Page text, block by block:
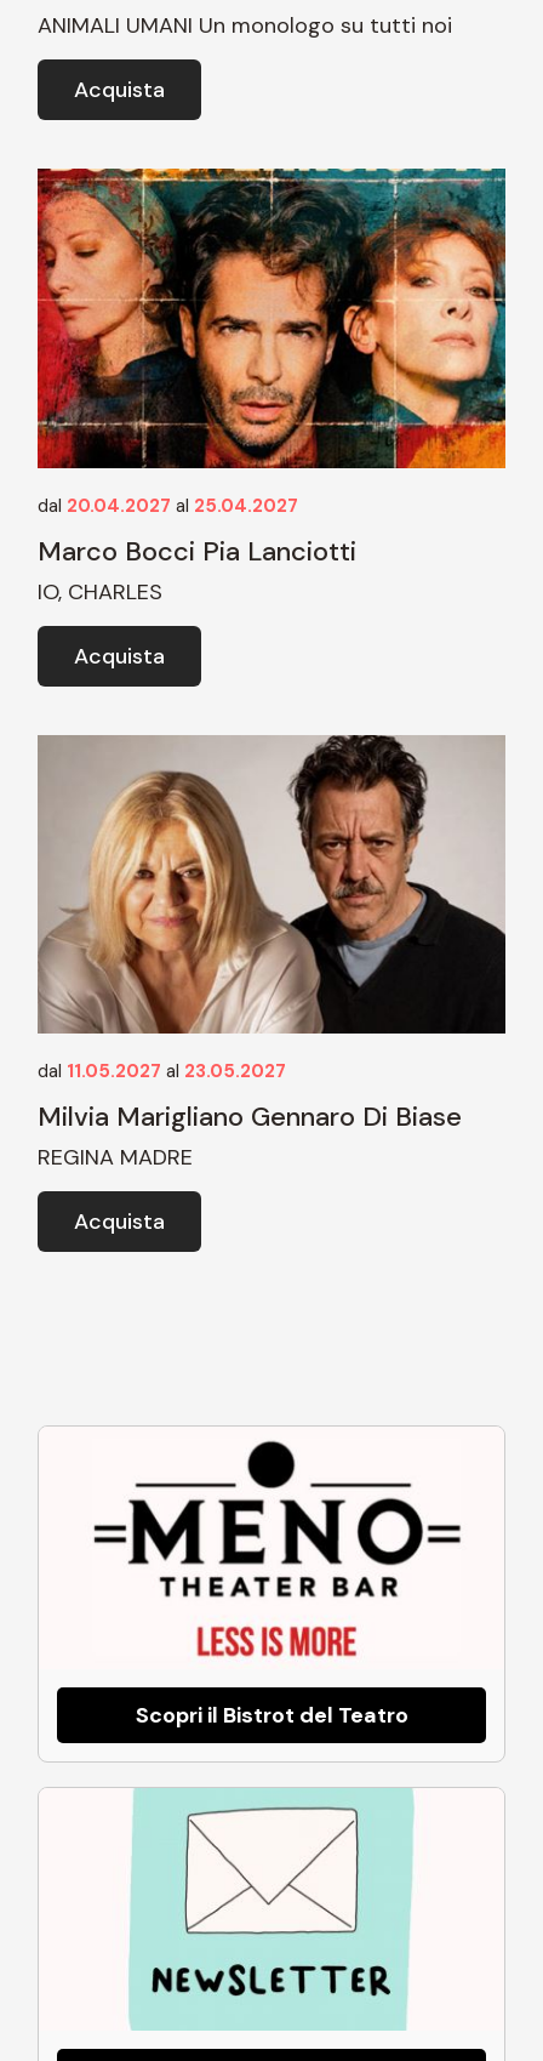
ANIMALI UMANI Un monologo su tutti noi
Acquista
dal 20.04.2027 al 25.04.2027
Marco Bocci Pia Lanciotti
IO, CHARLES
Acquista
dal 11.05.2027 al 23.05.2027
Milvia Marigliano Gennaro Di Biase
REGINA MADRE
Acquista
Scopri il Bistrot del Teatro